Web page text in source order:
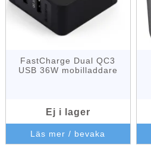
FastCharge Dual QC3
USB 36W mobilladdare
Ej i lager
Läs mer / bevaka